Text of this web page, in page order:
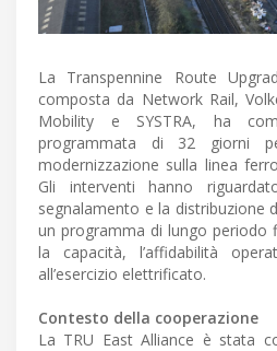
La Transpennine Route
composta da Network Rail,
Mobility e SYSTRA, ha
programmata di 32 giorni
modernizzazione sulla linea
Gli interventi hanno
segnalamento e la distribuzione
un programma di lungo periodo
la capacità, l’affidabilità
all’esercizio elettrificato.
Contesto della cooperazione
La TRU East Alliance è stata